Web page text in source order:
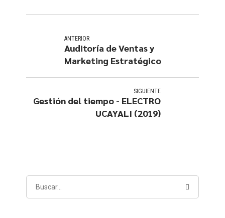
ANTERIOR
Auditoría de Ventas y
Marketing Estratégico
SIGUIENTE
Gestión del tiempo - ELECTRO
UCAYALI (2019)